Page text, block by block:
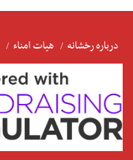
درباره رخشانه هیات امناء